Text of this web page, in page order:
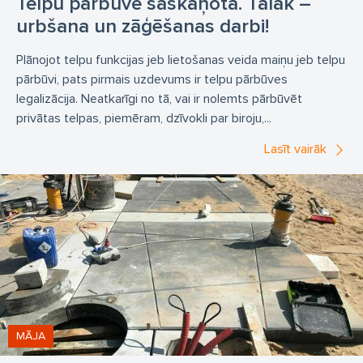
urbšana un zāģēšanas darbi!
Plānojot telpu funkcijas jeb lietošanas veida maiņu jeb telpu
pārbūvi, pats pirmais uzdevums ir telpu pārbūves
legalizācija. Neatkarīgi no tā, vai ir nolemts pārbūvēt
privātas telpas, piemēram, dzīvokli par biroju,...
Lasīt vairāk
MĀJA